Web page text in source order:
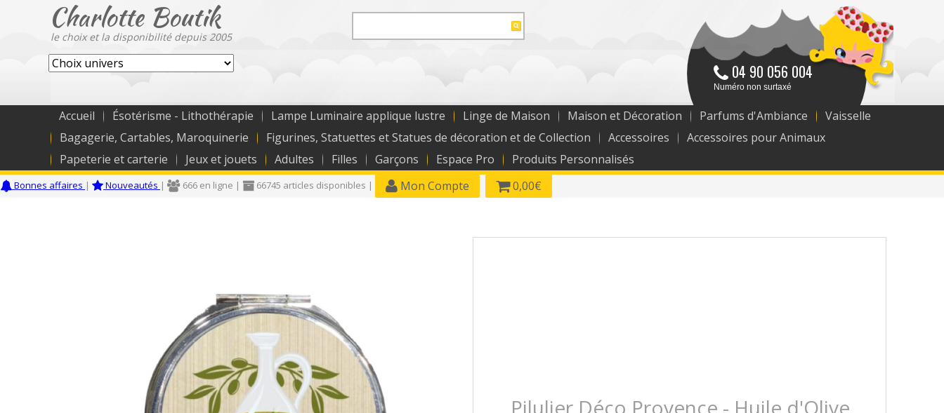
04 90 056 004
Numéro non surtaxé
Charlotte Boutik
le choix et la disponibilité depuis 2005
Accueil Ésotérisme - Lithothérapie Lampe Luminaire applique lustre Linge de Maison Maison et Décoration Parfums d'Ambiance
Vaisselle
Bagagerie, Cartables, Maroquinerie
Figurines, Statuettes et Statues de décoration et de Collection Accessoires
Accessoires pour Animaux
Papeterie et carterie
Jeux et jouets Adultes Filles Garçons Espace Pro Produits Personnalisés
Bonnes affaires | Nouveautés | 666 en ligne | 66745 articles disponibles | Mon Compte 0,00€
Pilulier Déco Provence - Huile d'Olive